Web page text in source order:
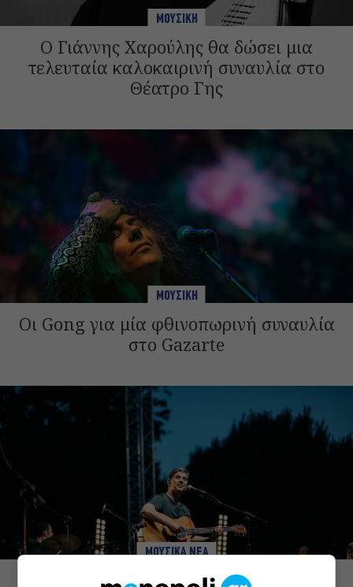
ΜΟΥΣΙΚΗ
Ο Γιάννης Χαρούλης θα δώσει μια
τελευταία καλοκαιρινή συναυλία στο
Θέατρο Γης
ΜΟΥΣΙΚΗ
Οι Gong για μία φθινοπωρινή συναυλία
στο Gazarte
ΜΟΥΣΙΚΑ ΝΕΑ
Σωκράτης Μάλαμας: Τον Σεπτέμβριο